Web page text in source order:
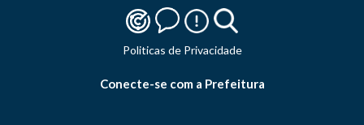
Politicas de Privacidade
Conecte-se com a Prefeitura